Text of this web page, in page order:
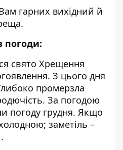
гарних вихідний й
погоди:
свято Хрещення
З цього дня
промерзла
За погодою
погоду грудня. Якщо
заметіль –